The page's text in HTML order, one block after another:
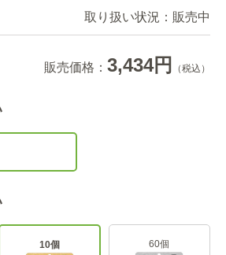
取り扱い状況： 販売中
販売価格： 3,434円 （税込）
10個 60個